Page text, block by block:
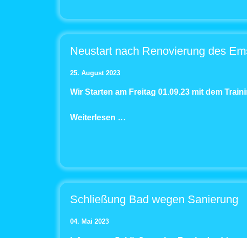
Neustart nach Renovierung des
25. August 2023
Wir Starten am Freitag 01.09.23 mit dem
Weiterlesen …
Schließung Bad wegen Sanierung
04. Mai 2023